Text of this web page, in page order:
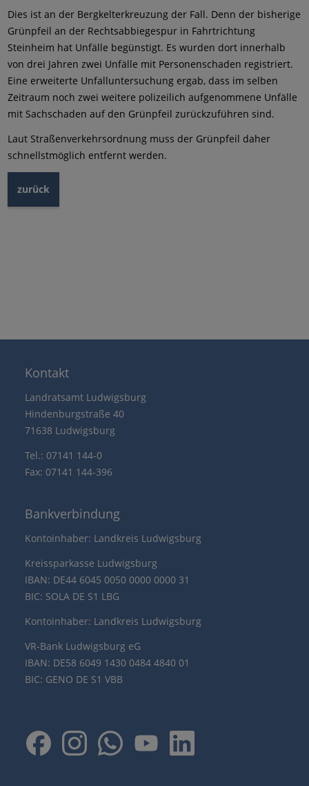
Dies ist an der Bergkelterkreuzung der Fall. Denn der bisherige
Grünpfeil an der Rechtsabbiegespur in Fahrtrichtung
Steinheim hat Unfälle begünstigt. Es wurden dort innerhalb
von drei Jahren zwei Unfälle mit Personenschaden registriert.
Eine erweiterte Unfalluntersuchung ergab, dass im selben
Zeitraum noch zwei weitere polizeilich aufgenommene Unfälle
mit Sachschaden auf den Grünpfeil zurückzuführen sind.
Laut Straßenverkehrsordnung muss der Grünpfeil daher
schnellstmöglich entfernt werden.
zurück
Kontakt
Landratsamt Ludwigsburg
Hindenburgstraße 40
71638 Ludwigsburg
Tel.: 07141 144-0
Fax: 07141 144-396
Bankverbindung
Kontoinhaber: Landkreis Ludwigsburg
Kreissparkasse Ludwigsburg
IBAN: DE44 6045 0050 0000 0000 31
BIC: SOLA DE S1 LBG
Kontoinhaber: Landkreis Ludwigsburg
VR-Bank Ludwigsburg eG
IBAN: DE58 6049 1430 0484 4840 01
BIC: GENO DE S1 VBB